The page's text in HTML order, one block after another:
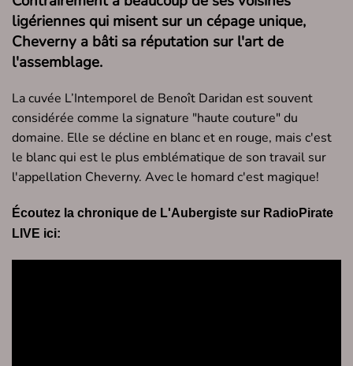
ligériennes qui misent sur un cépage unique,
Cheverny a bâti sa réputation surl'art de
l'assemblage.
La cuvée L’Intemporel de Benoît Daridan est souvent
considérée comme la signature "haute couture" du
domaine. Elle se décline en blanc et en rouge, mais c'est
le blanc qui est le plus emblématique de son travail sur
l'appellation Cheverny. Avec le homard c'est magique!
Écoutez la chronique de L'Aubergiste sur RadioPirate
LIVE ici: